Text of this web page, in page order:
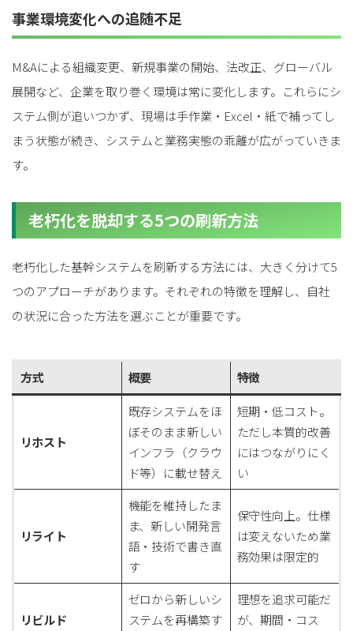
事業環境変化への追随不足
M&Aによる組織変更、新規事業の開始、法改正、グローバル
展開など、企業を取り巻く環境は常に変化します。これらにシ
ステム側が追いつかず、現場は手作業・Excel・紙で補ってし
まう状態が続き、システムと業務実態の乖離が広がっていきま
す。
老朽化を脱却する5つの刷新方法
老朽化した基幹システムを刷新する方法には、大きく分けて5
つのアプローチがあります。それぞれの特徴を理解し、自社
の状況に合った方法を選ぶことが重要です。
方式 概要 特徴
リホスト
既存システムをほ
ぼそのまま新しい
インフラ（クラウ
ド等）に載せ替え
短期・低コスト。
ただし本質的改善
にはつながりにく
い
リライト
機能を維持したま
ま、新しい開発言
語・技術で書き直
す
保守性向上。仕様
は変えないため業
務効果は限定的
リビルド
ゼロから新しいシ
ステムを再構築す
理想を追求可能だ
が、期間・コス